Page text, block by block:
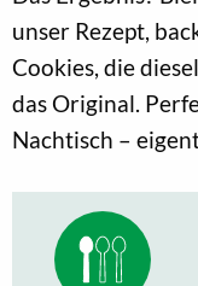
unser Rezept,
Cookies, die
das Original.
Nachtisch –